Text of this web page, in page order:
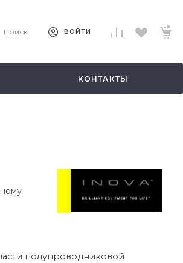
Поиск ВОЙТИ
КОНТАКТЫ
полупроводниковой